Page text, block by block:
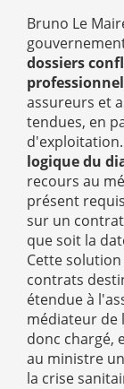
Bruno Le
dossiers
assureurs et
tendues, en
d'exploitation.
logique du
recours au
présent
sur un
que soit la
Cette
contrats
étendue à
médiateur de
donc chargé,
au ministre
la crise